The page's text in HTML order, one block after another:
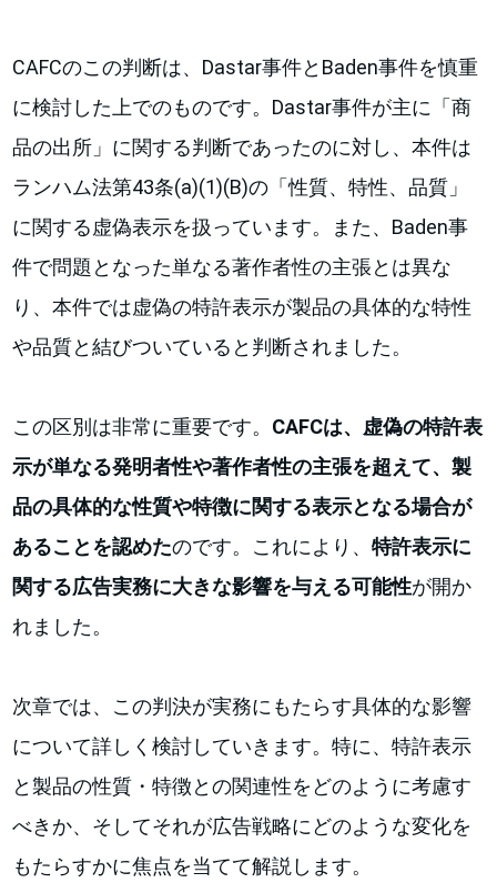
CAFCのこの判断は、Dastar事件とBaden事件を慎重
に検討した上でのものです。Dastar事件が主に「商
品の出所」に関する判断であったのに対し、本件は
ランハム法第43条(a)(1)(B)の「性質、特性、品質」
に関する虚偽表示を扱っています。また、Baden事
件で問題となった単なる著作者性の主張とは異な
り、本件では虚偽の特許表示が製品の具体的な特性
や品質と結びついていると判断されました。
この区別は非常に重要です。 CAFCは、虚偽の特許表
示が単なる発明者性や著作者性の主張を超えて、製
品の具体的な性質や特徴に関する表示となる場合が
あることを認めたのです。これにより、特許表示に
関する広告実務に大きな影響を与える可能性が開か
れました。
次章では、この判決が実務にもたらす具体的な影響
について詳しく検討していきます。特に、特許表示
と製品の性質・特徴との関連性をどのように考慮す
べきか、そしてそれが広告戦略にどのような変化を
もたらすかに焦点を当てて解説します。